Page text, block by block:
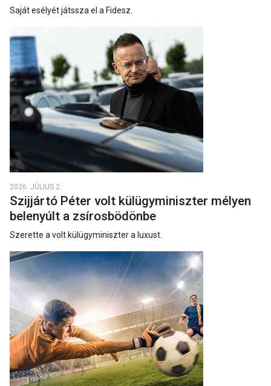
Saját esélyét játssza el a Fidesz.
2026. JÚLIUS 2.
Szijjártó Péter volt külügyminiszter mélyen
belenyúlt a zsírosbödönbe
Szerette a volt külügyminiszter a luxust.